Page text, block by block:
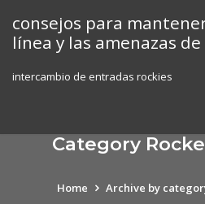
content
consejos para
línea y las amenazas
intercambio de entradas rockies
Category
Home Archive by